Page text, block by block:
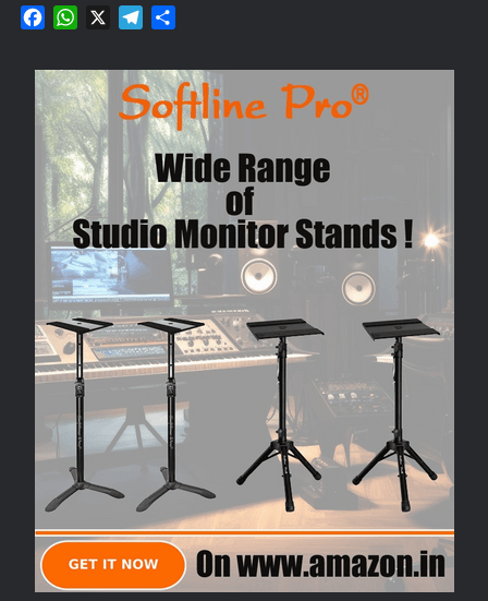
F
c
e
b
o
o
k
W
a
t
s
A
p
p
X T
l
e
g
r
a
m
a
r
e